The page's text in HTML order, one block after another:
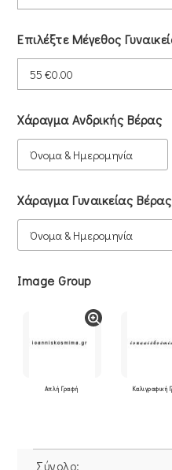
Επιλέξτε Μέγεθος
Χάραγμα Ανδρικής Βέρας
Χάραγμα Γυναικείας Βέρας
Image Group
Απλή Γραφή Καλιγραφική
Σύνολο: